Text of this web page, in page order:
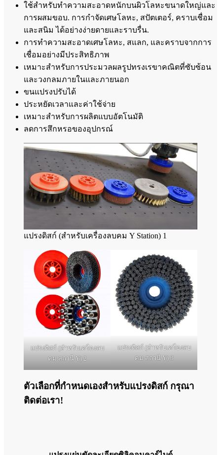
ใช้สำหรับทำความสะอาดหนักบนผิวโลหะขนาดใหญ่และ
การผสมขอบ. การกำจัดเศษโลหะ, สปัตเตอร์, คราบเชื่อม
และสนิม ได้อย่างง่ายดายและราบรื่น.
การทำความสะอาดเศษโลหะ, สแลก, และคราบจากการ
เชื่อมอย่างมีประสิทธิภาพ
เหมาะสำหรับการประมวลผลรูปทรงเรขาคณิตที่ซับซ้อน
และวงกลมภายในและภายนอก
ขนแปรงปรับได้
ประหยัดเวลาและค่าใช้จ่าย
เหมาะสำหรับการผลิตแบบอัตโนมัติ
ลดการสึกหรอของอุปกรณ์
แปรงดิสก์ (สำหรับเครื่องลบคม Y Station) 1
แปรงดิสก์ (สำหรับเครื่องลบ
คม สถานี Y) 2
แปรงดิสก์ (สำหรับเครื่องลบ
คม สถานี Y) 3
ตัวเลือกที่กำหนดเองสำหรับแปรงดิสก์ กรุณา
ติดต่อเรา!